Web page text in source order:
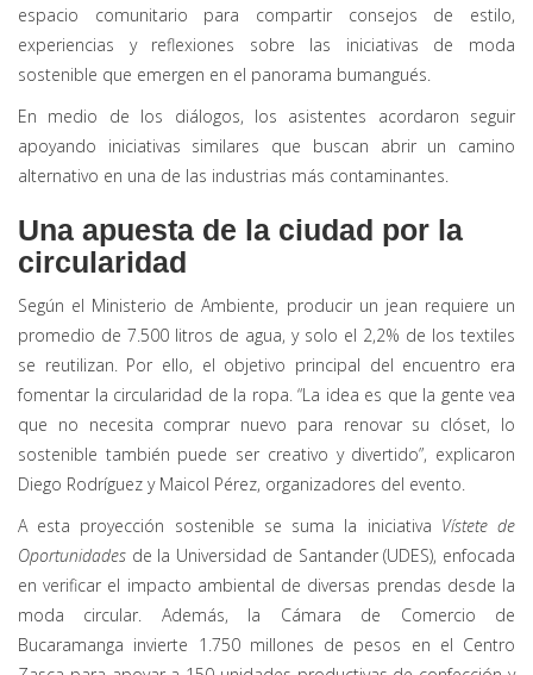
espacio comunitario para compartir consejos de estilo,
experiencias y reflexiones sobre las iniciativas de moda
sostenible que emergen en el panorama bumangués.
En medio de los diálogos, los asistentes acordaron seguir
apoyando iniciativas similares que buscan abrir un camino
alternativo en una de las industrias más contaminantes.
Una apuesta de la ciudad por la
circularidad
Según el Ministerio de Ambiente, producir un jean requiere un
promedio de 7.500 litros de agua, y solo el 2,2% de los textiles
se reutilizan. Por ello, el objetivo principal del encuentro era
fomentar la circularidad de la ropa. “La idea es que la gente vea
que no necesita comprar nuevo para renovar su clóset, lo
sostenible también puede ser creativo y divertido”, explicaron
Diego Rodríguez y Maicol Pérez, organizadores del evento.
A esta proyección sostenible se suma la iniciativa Vístete de
Oportunidades de la Universidad de Santander (UDES), enfocada
en verificar el impacto ambiental de diversas prendas desde la
moda circular. Además, la Cámara de Comercio de
Bucaramanga invierte 1.750 millones de pesos en el Centro